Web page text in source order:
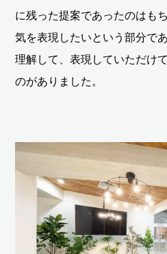
に残った提案であったのはも
気を表現したいという部分で
理解して、表現していただけ
のがありました。